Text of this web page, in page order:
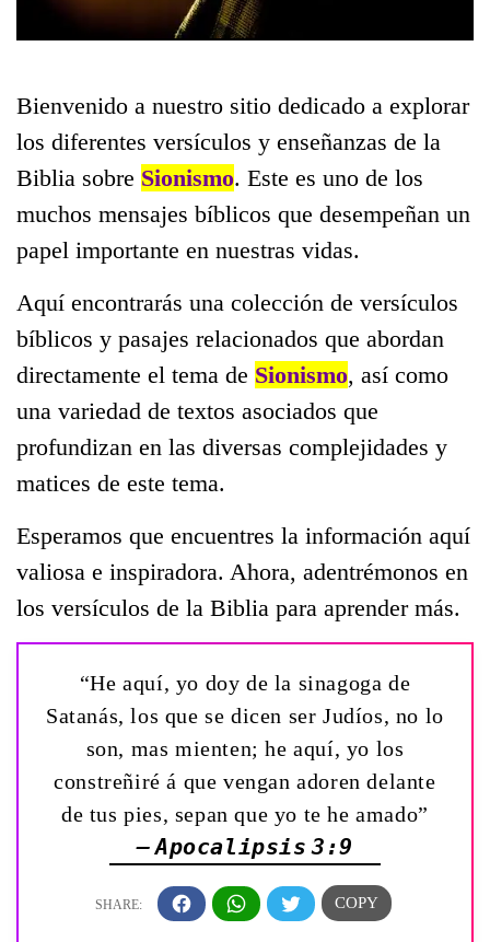
Bienvenido a nuestro sitio dedicado a explorar
los diferentes versículos y enseñanzas de la
Biblia sobre Sionismo. Este es uno de los
muchos mensajes bíblicos que desempeñan un
papel importante en nuestras vidas.
Aquí encontrarás una colección de versículos
bíblicos y pasajes relacionados que abordan
directamente el tema de Sionismo, así como
una variedad de textos asociados que
profundizan en las diversas complejidades y
matices de este tema.
Esperamos que encuentres la información aquí
valiosa e inspiradora. Ahora, adentrémonos en
los versículos de la Biblia para aprender más.
“He aquí, yo doy de la sinagoga de
Satanás, los que se dicen ser Judíos, no lo
son, mas mienten; he aquí, yo los
constreñiré á que vengan adoren delante
de tus pies, sepan que yo te he amado”
— Apocalipsis 3:9